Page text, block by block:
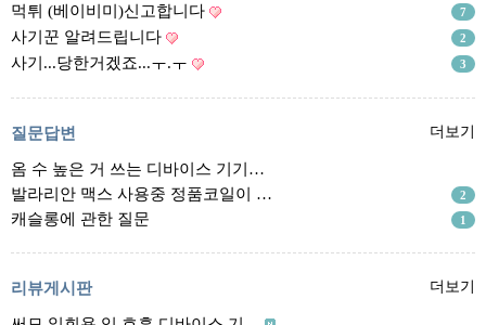
업체게시판
모더게시판
제휴업체
트레이드
판매
구매
거래후기
즐겨찾기
먹튀 (베이비미)신고합니다 7
사기꾼 알려드립니다 2
사기...당한거겠죠...ㅜ.ㅜ 3
질문답변 더보기
옴 수 높은 거 쓰는 디바이스 기기…
발라리안 맥스 사용중 정품코일이 …
2
캐슬롱에 관한 질문 1
리뷰게시판 더보기